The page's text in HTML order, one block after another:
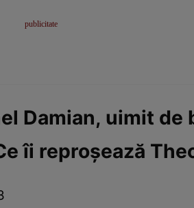
Damian, uimit de
îi reproșează